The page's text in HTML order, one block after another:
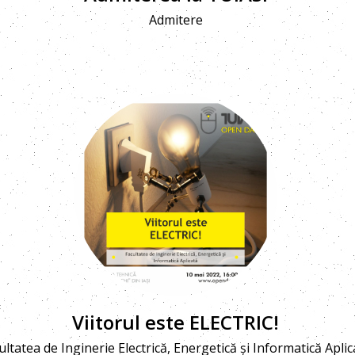
Admitere
Viitorul este ELECTRIC!
de Inginerie Electrică, Energetică și Informatică